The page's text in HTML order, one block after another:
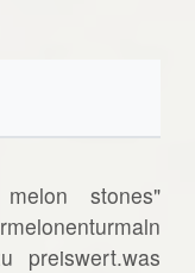
stones"
preiswert.was